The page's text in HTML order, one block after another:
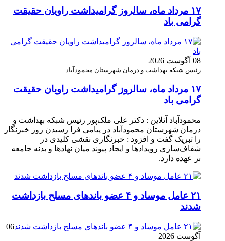
۱۷ مرداد ماه، سالروز گرامیداشت راویان حقیقت
گرامی باد
08 آگوست 2026
رئیس شبکه بهداشت و درمان شهرستان محمودآباد
۱۷ مرداد ماه، سالروز گرامیداشت راویان حقیقت
گرامی باد
محمودآباد آنلاین : دکتر علی ملک‌پور رئیس شبکه بهداشت و
درمان شهرستان محمودآباد در پیامی فرا رسیدن روز خبرنگار
را تبریک گفت و افزود : خبرنگاری نقشی کلیدی در
شفاف‌سازی رویدادها و ایجاد پیوند میان نهادها و بدنه جامعه
بر عهده دارد.
۲۱ عامل موساد و ۴ عضو باند‌های مسلح بازداشت
شدند
06
آگوست 2026